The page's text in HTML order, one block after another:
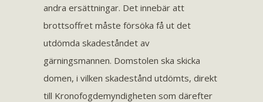
andra ersättningar. Det innebär att
brottsoffret måste försöka få ut det
utdömda skadeståndet av
gärningsmannen. Domstolen ska skicka
domen, i vilken skadestånd utdömts, direkt
till Kronofogdemyndigheten som därefter